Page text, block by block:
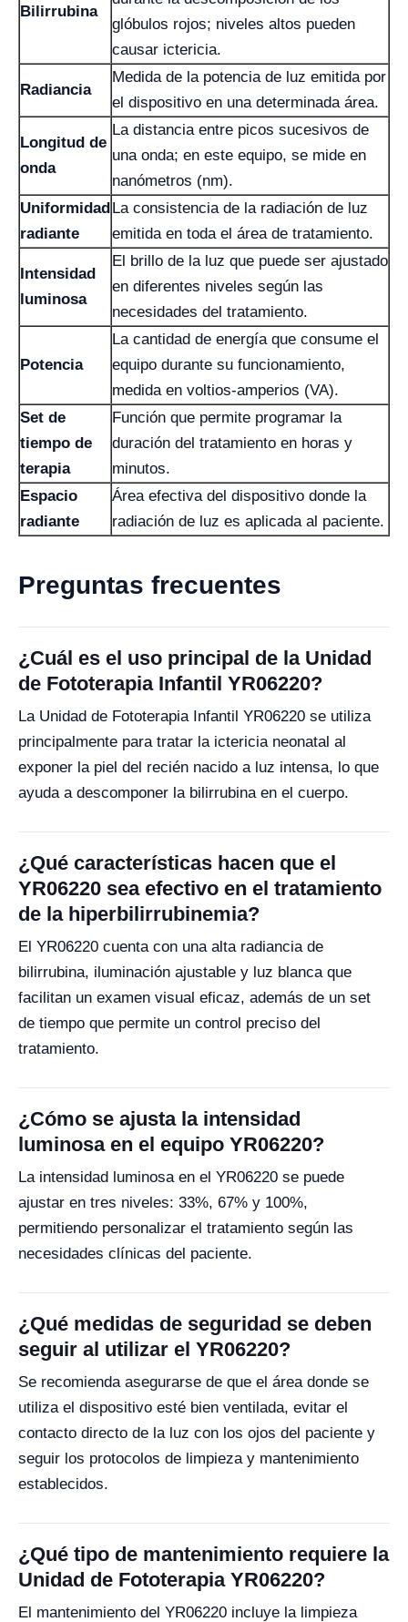
Bilirrubina
glóbulos rojos; niveles altos pueden
causar ictericia.
Radiancia
Medida de la potencia de luz emitida por
el dispositivo en una determinada área.
Longitud de
onda
La distancia entre picos sucesivos de
una onda; en este equipo, se mide en
nanómetros (nm).
Uniformidad
radiante
La consistencia de la radiación de luz
emitida en toda el área de tratamiento.
Intensidad
luminosa
El brillo de la luz que puede ser ajustado
en diferentes niveles según las
necesidades del tratamiento.
Potencia
La cantidad de energía que consume el
equipo durante su funcionamiento,
medida en voltios-amperios (VA).
Set de
tiempo de
terapia
Función que permite programar la
duración del tratamiento en horas y
minutos.
Espacio
radiante
Área efectiva del dispositivo donde la
radiación de luz es aplicada al paciente.
Preguntas frecuentes
¿Cuál es el uso principal de la Unidad
de Fototerapia Infantil YR06220?
La Unidad de Fototerapia Infantil YR06220 se utiliza
principalmente para tratar la ictericia neonatal al
exponer la piel del recién nacido a luz intensa, lo que
ayuda a descomponer la bilirrubina en el cuerpo.
¿Qué características hacen que el
YR06220 sea efectivo en el tratamiento
de la hiperbilirrubinemia?
El YR06220 cuenta con una alta radiancia de
bilirrubina, iluminación ajustable y luz blanca que
facilitan un examen visual eficaz, además de un set
de tiempo que permite un control preciso del
tratamiento.
¿Cómo se ajusta la intensidad
luminosa en el equipo YR06220?
La intensidad luminosa en el YR06220 se puede
ajustar en tres niveles: 33%, 67% y 100%,
permitiendo personalizar el tratamiento según las
necesidades clínicas del paciente.
¿Qué medidas de seguridad se deben
seguir al utilizar el YR06220?
Se recomienda asegurarse de que el área donde se
utiliza el dispositivo esté bien ventilada, evitar el
contacto directo de la luz con los ojos del paciente y
seguir los protocolos de limpieza y mantenimiento
establecidos.
¿Qué tipo de mantenimiento requiere la
Unidad de Fototerapia YR06220?
El mantenimiento del YR06220 incluye la limpieza